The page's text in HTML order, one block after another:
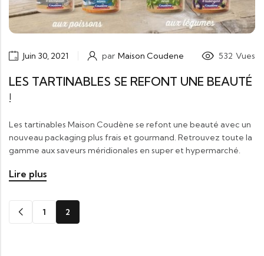
Juin 30, 2021 par Maison Coudene 532 Vues
LES TARTINABLES SE REFONT UNE BEAUTÉ
!
Les tartinables Maison Coudène se refont une beauté avec un
nouveau packaging plus frais et gourmand. Retrouvez toute la
gamme aux saveurs méridionales en super et hypermarché.
Lire plus
1 2